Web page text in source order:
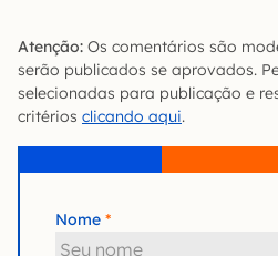
Atenção: Os comentários são
serão publicados se aprovados.
selecionadas para publicação e
critérios clicando aqui.
Nome